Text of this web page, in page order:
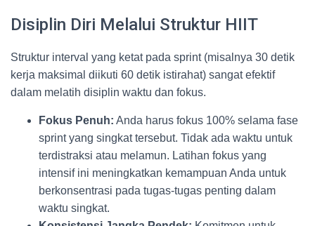
Disiplin Diri Melalui Struktur HIIT
Struktur interval yang ketat pada sprint (misalnya 30 detik
kerja maksimal diikuti 60 detik istirahat) sangat efektif
dalam melatih disiplin waktu dan fokus.
Fokus Penuh: Anda harus fokus 100% selama fase
sprint yang singkat tersebut. Tidak ada waktu untuk
terdistraksi atau melamun. Latihan fokus yang
intensif ini meningkatkan kemampuan Anda untuk
berkonsentrasi pada tugas-tugas penting dalam
waktu singkat.